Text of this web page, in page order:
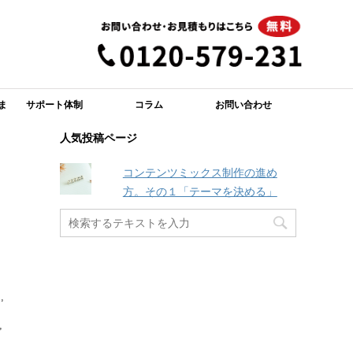
サポート体制 コラム お問い合わせ
,
,
人気投稿ページ
コンテンツミックス制作の進め
方。その１「テーマを決める」